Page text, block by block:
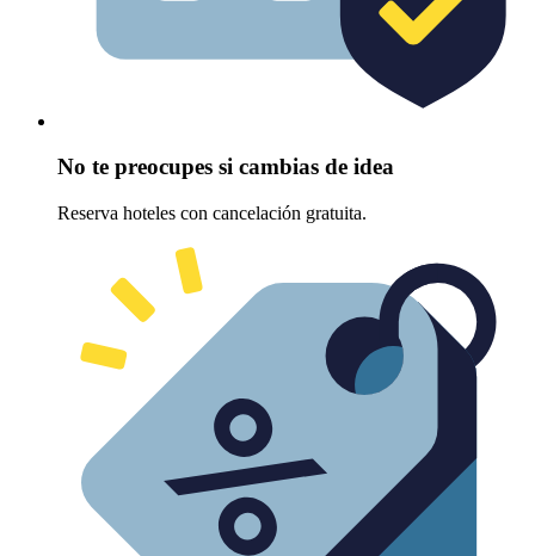
No te preocupes si cambias de idea
Reserva hoteles con cancelación gratuita.